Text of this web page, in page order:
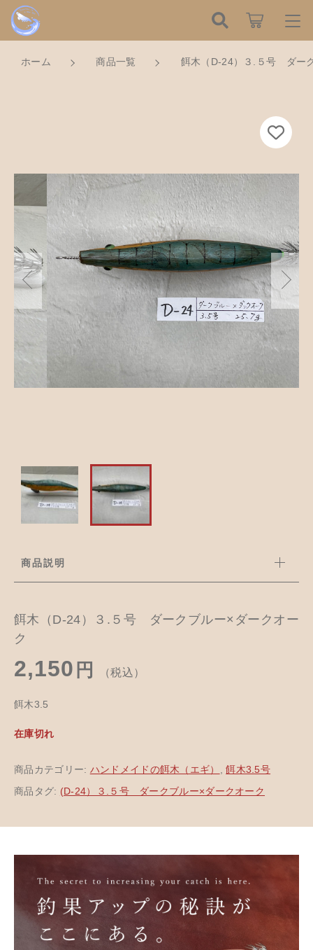
ホーム 商品一覧 餌木（D-24）３.５号 ダー
商品説明
餌木（D-24）３.５号 ダークブルー×ダークオー
ク
2,150 円 （税込）
餌木3.5
在庫切れ
商品カテゴリー: ハンドメイドの餌木（エギ） ,餌木3.5号
商品タグ: (D-24）３.５号 ダークブルー×ダークオーク
カートに商品を追加しました
ショッピングを続ける
カートを確認する
ログイン / 会員登録
新着商品から探す
Tomorrow is a new dayについて
ショッピングガイド
餌木キーホルダー
木工アクセサリー
木工小物
革製品
アクセサリー
木工ペット用品
こだわり検索
価格帯
～
その他
在庫あり セール
並び順